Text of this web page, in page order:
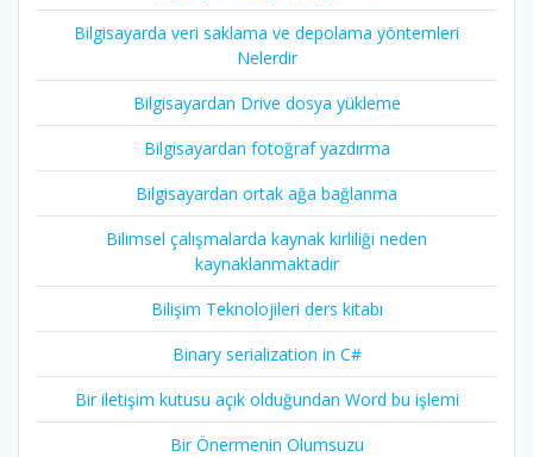
Bilgisayarda veri saklama ve depolama yöntemleri
Nelerdir
Bilgisayardan Drive dosya yükleme
Bilgisayardan fotoğraf yazdırma
Bilgisayardan ortak ağa bağlanma
Bilimsel çalışmalarda kaynak kirliliği neden
kaynaklanmaktadır
Bilişim Teknolojileri ders kitabı
Binary serialization in C#
Bir iletişim kutusu açık olduğundan Word bu işlemi
Bir Önermenin Olumsuzu